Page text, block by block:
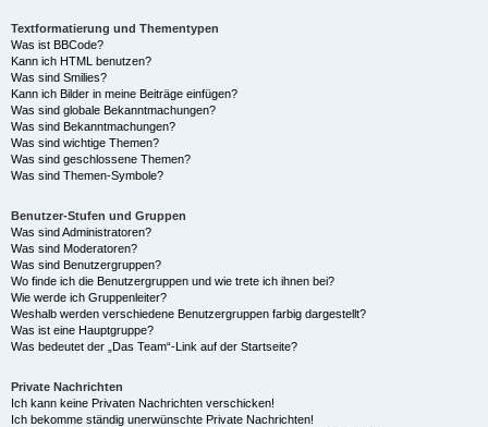
Textformatierung und Thementypen
Was ist BBCode?
Kann ich HTML benutzen?
Was sind Smilies?
Kann ich Bilder in meine Beiträge einfügen?
Was sind globale Bekanntmachungen?
Was sind Bekanntmachungen?
Was sind wichtige Themen?
Was sind geschlossene Themen?
Was sind Themen-Symbole?
Benutzer-Stufen und Gruppen
Was sind Administratoren?
Was sind Moderatoren?
Was sind Benutzergruppen?
Wo finde ich die Benutzergruppen und wie trete ich ihnen bei?
Wie werde ich Gruppenleiter?
Weshalb werden verschiedene Benutzergruppen farbig dargestellt?
Was ist eine Hauptgruppe?
Was bedeutet der „Das Team“-Link auf der Startseite?
Private Nachrichten
Ich kann keine Privaten Nachrichten verschicken!
Ich bekomme ständig unerwünschte Private Nachrichten!